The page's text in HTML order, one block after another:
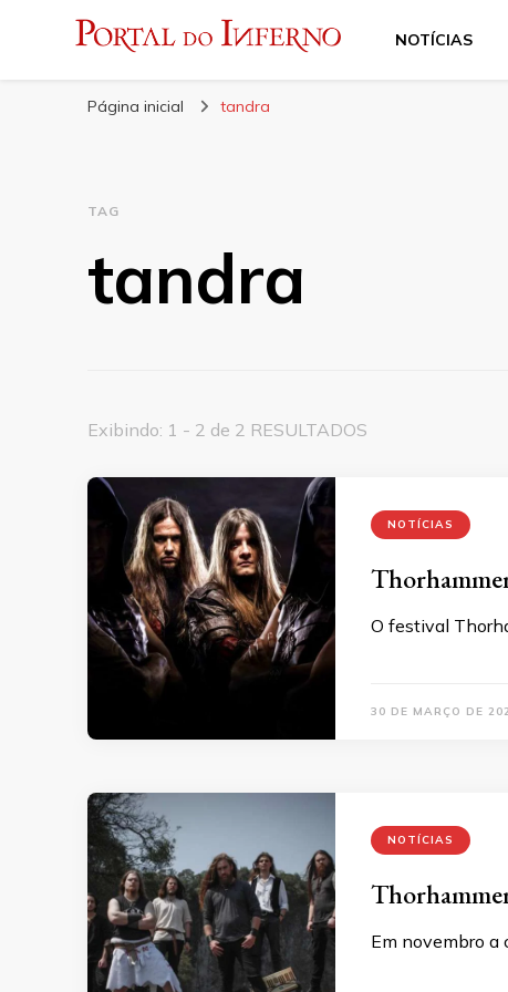
Portal do Inferno
NOTÍCIAS
Página inicial tandra
TAG
tandra
Exibindo: 1 - 2 de 2 RESULTADOS
NOTÍCIAS
O festival
30 DE MARÇO DE
NOTÍCIAS
Em novembro a